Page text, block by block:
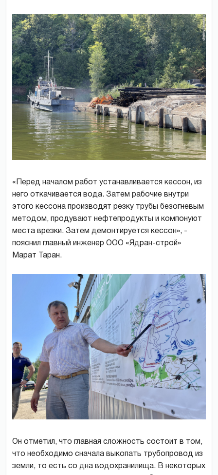
«Перед началом работ устанавливается кессон, из
него откачивается вода. Затем рабочие внутри
этого кессона производят резку трубы безогневым
методом, продувают нефтепродукты и компонуют
места врезки. Затем демонтируется кессон», -
пояснил главный инженер ООО «Ядран-строй»
Марат Таран.
Он отметил, что главная сложность состоит в том,
что необходимо сначала выкопать трубопровод из
земли, то есть со дна водохранилища. В некоторых